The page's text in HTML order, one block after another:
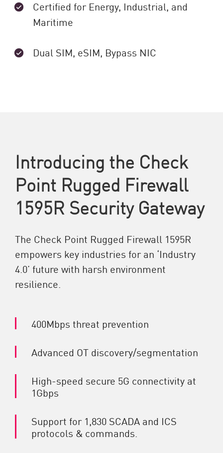
Certified for Energy, Industrial, and
Maritime
Dual SIM, eSIM, Bypass NIC
Introducing the Check
Point Rugged Firewall
1595R Security Gateway
The Check Point Rugged Firewall 1595R
empowers key industries for an ‘Industry
4.0’ future with harsh environment
resilience.
400Mbps threat prevention
Advanced OT discovery/segmentation
High-speed secure 5G connectivity at
1Gbps
Support for 1,830 SCADA and ICS
protocols & commands.